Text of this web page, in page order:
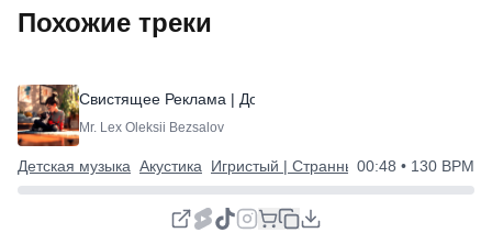
Похожие треки
Свистящее Реклама | Доброе и Простое
Mr. Lex Oleksii Bezsalov
Детская музыка Акустика Игристый | Странный | Счастливый
00:48 • 130 BPM